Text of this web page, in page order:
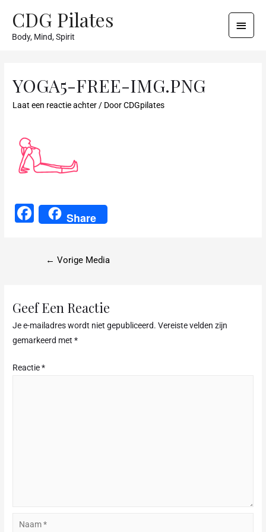
CDG Pilates
Body, Mind, Spirit
YOGA5-FREE-IMG.PNG
Laat een reactie achter/ DoorCDGpilates
F
o
o
k
Share
← Vorige Media
Geef Een Reactie
Je e-mailadres wordt niet gepubliceerd. Vereiste velden zijn
gemarkeerd met*
Reactie*